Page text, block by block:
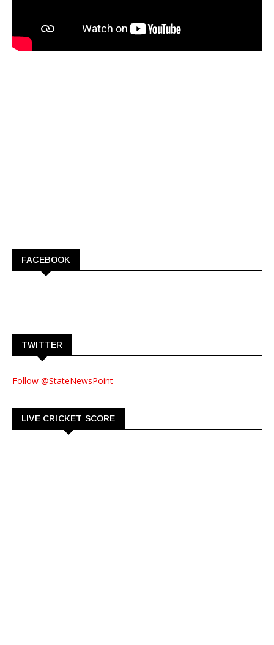
FACEBOOK
TWITTER
Follow @StateNewsPoint
LIVE CRICKET SCORE